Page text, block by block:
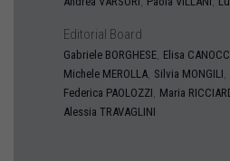
Editorial Board
Gabriele BORGHESE, Elisa
Michele MEROLLA, Silvia MONGILI,
Federica PAOLOZZI, Maria
Alessia TRAVAGLINI